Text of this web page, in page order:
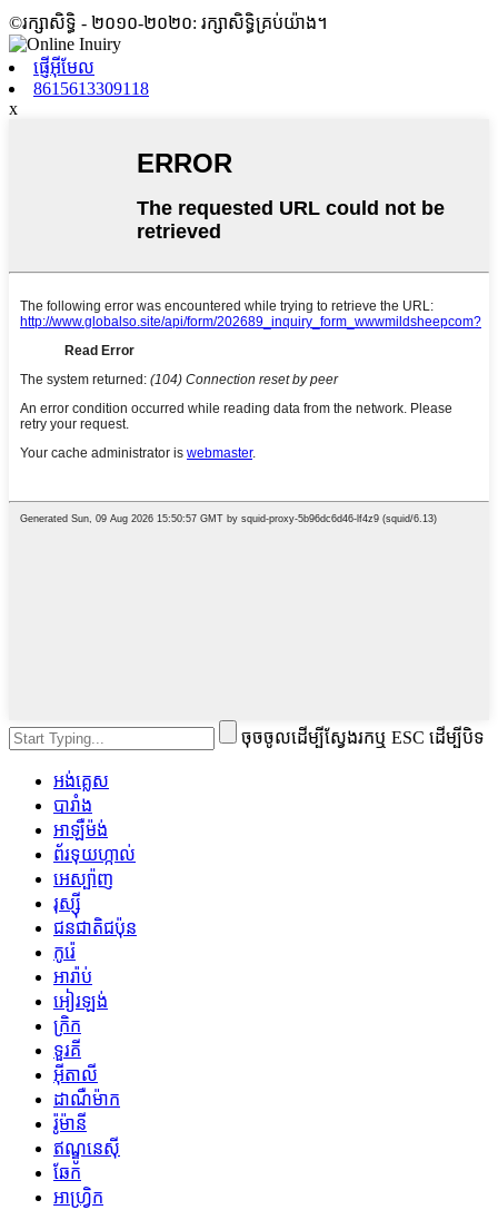
©រក្សាសិទ្ធិ - ២០១០-២០២០: រក្សាសិទ្ធិគ្រប់យ៉ាង។
ផ្ញើអ៊ីមែល
8615613309118
x
ចុចចូលដើម្បីស្វែងរកឬ ESC ដើម្បីបិទ
អង់គ្លេស
បារាំង
អាឡឺម៉ង់
ព័រទុយហ្កាល់
អេស្ប៉ាញ
រុស្ស៊ី
ជនជាតិជប៉ុន
កូរ៉េ
អារ៉ាប់
អៀរឡង់
ក្រិក
ទួរគី
អ៊ីតាលី
ដាណឺម៉ាក
រ៉ូម៉ានី
ឥណ្ឌូនេស៊ី
ឆែក
អាហ្រ្វិក